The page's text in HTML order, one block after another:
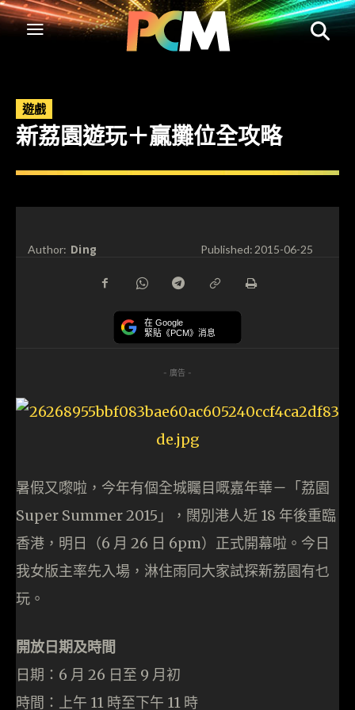
遊戲
新荔園遊玩＋贏攤位全攻略
Author: Ding Published:2015-06-25
在 Google
緊貼《PCM》消息
- 廣告 -
暑假又嚟啦，今年有個全城矚目嘅嘉年華－「荔園
Super Summer 2015」，闊別港人近 18 年後重臨
香港，明日（6 月 26 日 6pm）正式開幕啦。今日
我女版主率先入場，淋住雨同大家試探新荔園有乜
玩。
開放日期及時間
日期：6 月 26 日至 9 月初
時間：上午 11 時至下午 11 時